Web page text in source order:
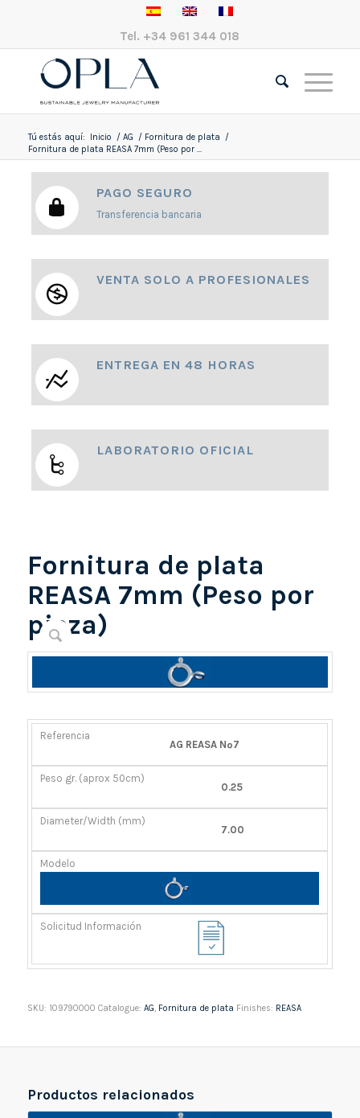
Tel. +34 961 344 018
Tú estás aquí: Inicio / AG / Fornitura de plata
/
Fornitura de plata REASA 7mm (Peso por ...
PAGO SEGURO
Transferencia bancaria
VENTA SOLO A PROFESIONALES
ENTREGA EN 48 HORAS
LABORATORIO OFICIAL
Fornitura de plata
REASA 7mm (Peso por
pieza)
REFERENCIA
(APROX
DIÁMETRO/ANCHO
AG REASA Nº7
0.25
7.00
SKU: 109790000 Catalogue: AG Fornitura de plata Finishes: REASA
Productos relacionados